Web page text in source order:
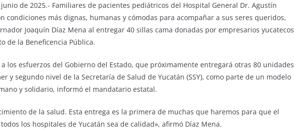
de 2025.- Familiares de pacientes pediátricos del Hospital General Dr. Agustín
condiciones más dignas, humanas y cómodas para acompañar a sus seres queridos,
Joaquín Díaz Mena al entregar 40 sillas cama donadas por empresarios yucatecos
de la Beneficencia Pública.
a los esfuerzos del Gobierno del Estado, que próximamente entregará otras 80 unidades
y segundo nivel de la Secretaría de Salud de Yucatán (SSY), como parte de un modelo
y solidario, informó el mandatario estatal.
de la salud. Esta entrega es la primera de muchas que haremos para que el
los hospitales de Yucatán sea de calidad», afirmó Díaz Mena.